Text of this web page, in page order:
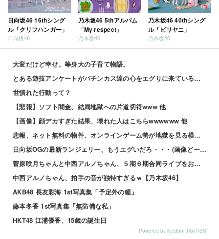
日向坂46 16thシング
ル「クリフハンガー」
日向坂46
乃木坂46 5thアルバム
「My respect」
乃木坂46
乃木坂46 40thシング
ル「ビリヤニ」
乃木坂46
大変だけど幸せ。等身大の子育て物語。
とある遊技アンケートがパチンカス達の心をエグりに来ていると話題ｗｗｗｗｗ
世慣れた行動って？
【悲報】ソフト闇金、結局地獄への片道切符www 他
【画像】顔デカすぎた結果、壊れた人はこちらwwwwww 他
悲報、ネット無料の物件、オンラインゲーム勢が地獄を見る模様wwwwww 他
日向坂OGの最新ランジェリー、もうエグいだろ・・・(画像どーん)
菅原咲月ちゃんと中西アルノちゃん、５期６期合同ライブをおねだり！！！【乃木坂46】
中西アルノちゃん、拍手の音が独特すぎるｗ【乃木坂46】
AKB48 長友彩海 1st写真集「予定外の瞳」
藤本冬香 1st写真集「無防備な私」
HKT48 江浦優香、15歳の誕生日
Powered by livedoor 相互RSS